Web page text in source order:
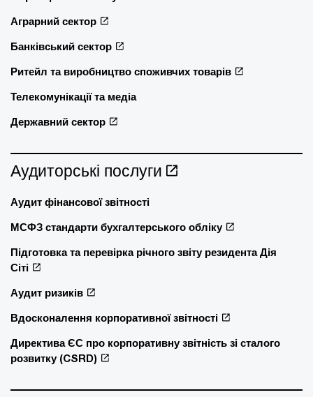
Аграрний сектор
Банківський сектор
Ритейл та виробництво споживчих товарів
Телекомунікації та медіа
Державний сектор
Аудиторські послуги
Аудит фінансової звітності
МСФЗ стандарти бухгалтерського обліку
Підготовка та перевірка річного звіту резидента Дія
Сіті
Аудит ризиків
Вдосконалення корпоративної звітності
Директива ЄС про корпоративну звітність зі сталого
розвитку (CSRD)